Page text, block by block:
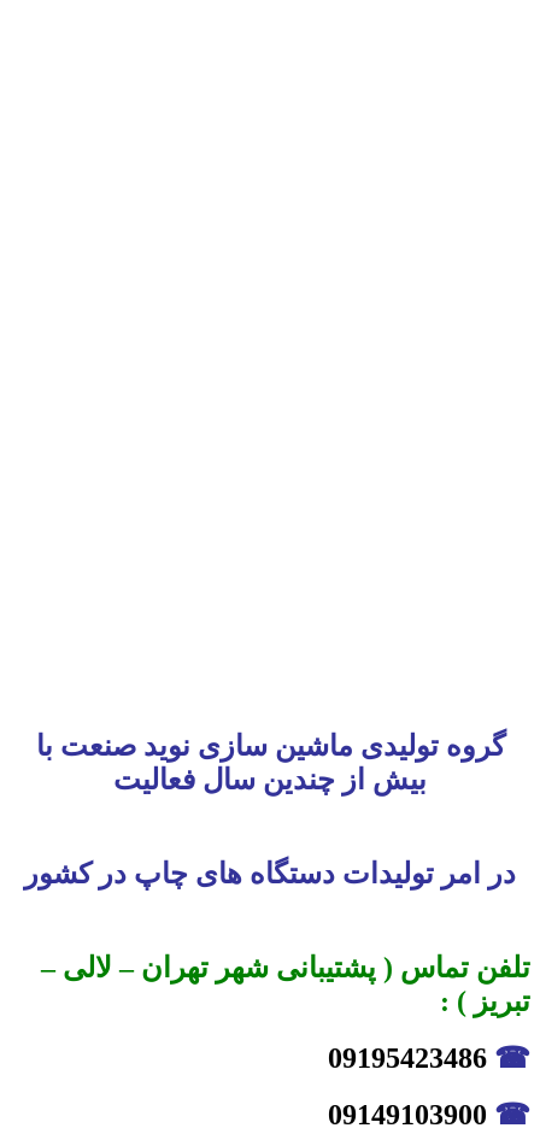
گروه تولیدی ماشین سازی نوید صنعت با
بیش از چندین سال فعالیت
در امر تولیدات دستگاه های چاپ در کشور
تلفن تماس ( پشتیبانی شهر تهران – لالی –
تبریز ) :
☎
☎